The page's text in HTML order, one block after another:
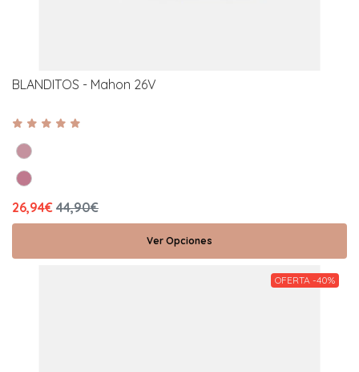
BLANDITOS - Mahon 26V
26,94€ 44,90€
Ver Opciones
OFERTA -40%